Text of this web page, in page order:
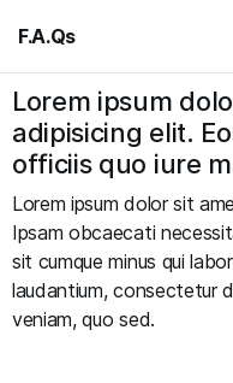
F.A.Qs
Lorem ipsum
adipisicing elit.
officiis quo iure
Lorem ipsum dolor sit
Ipsam obcaecati
sit cumque minus qui
laudantium, consectetur
veniam, quo sed.